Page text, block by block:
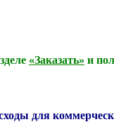
«Заказать» и
для